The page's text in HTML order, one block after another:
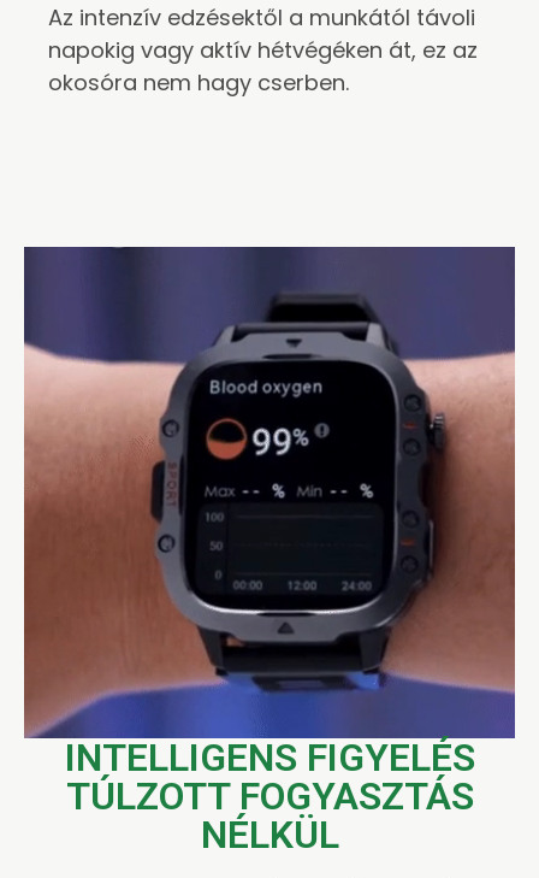
Az intenzív edzésektől a munkától távoli
napokig vagy aktív hétvégéken át, ez az
okosóra nem hagy cserben.
INTELLIGENS FIGYELÉS
TÚLZOTT FOGYASZTÁS
NÉLKÜL